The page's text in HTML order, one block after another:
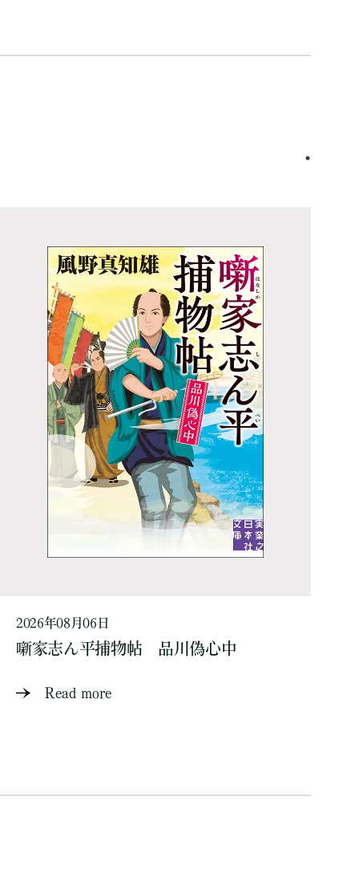
2026年08月06日
噺家志ん平捕物帖 品川偽心中
Read more